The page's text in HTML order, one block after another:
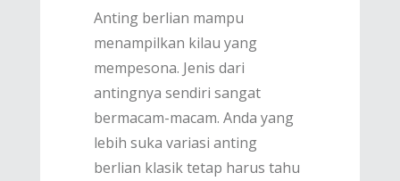
Anting berlian mampu
menampilkan kilau yang
mempesona. Jenis dari
antingnya sendiri sangat
bermacam-macam. Anda yang
lebih suka variasi anting
berlian klasik tetap harus tahu